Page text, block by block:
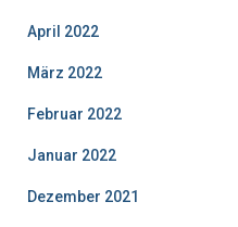
April 2022
März 2022
Februar 2022
Januar 2022
Dezember 2021